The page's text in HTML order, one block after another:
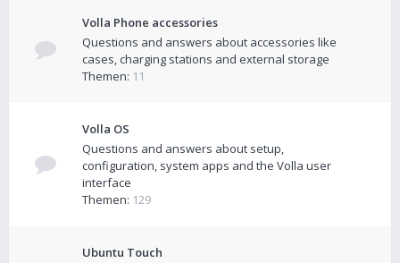
Volla Phone accessories
Questions and answers about accessories like
cases, charging stations and external storage
Themen: 11
Volla OS
Questions and answers about setup,
configuration, system apps and the Volla user
interface
Themen: 129
Ubuntu Touch